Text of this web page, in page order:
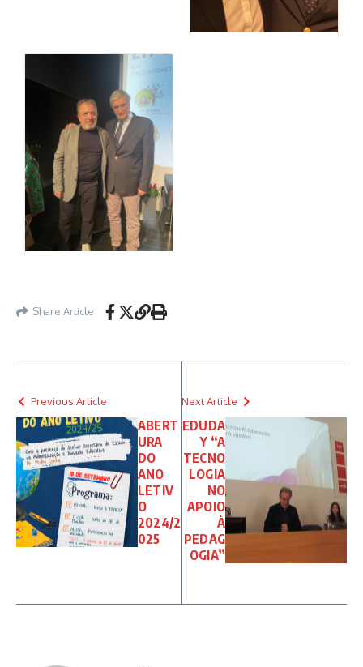
Share Article
Previous Article
ABERT
URA
DO
ANO
LETIV
O
2024/2
025
Next Article
EDUDA
Y “A
TECNO
LOGIA
NO
APOIO
À
PEDAG
OGIA”